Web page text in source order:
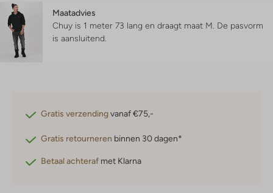
Maatadvies
Chuy is 1 meter 73 lang en draagt maat M. De pasvorm
is aansluitend
Gratis verzendingvanaf €75,-
Gratis retourneren binnen 30 dagen*
Betaal achteraf met Klarna